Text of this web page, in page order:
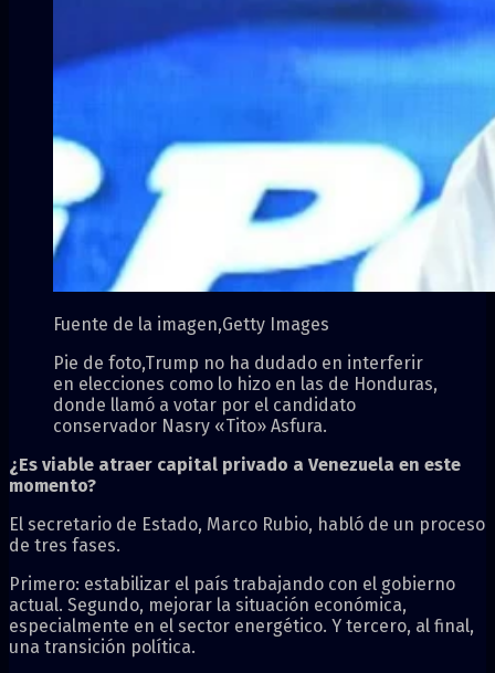
Fuente de la imagen,Getty Images
Pie de foto,Trump no ha dudado en interferir
en elecciones como lo hizo en las de Honduras,
donde llamó a votar por el candidato
conservador Nasry «Tito» Asfura.
¿Es viable atraer capital privado a Venezuela en este
momento?
El secretario de Estado, Marco Rubio, habló de un proceso
de tres fases.
Primero: estabilizar el país trabajando con el gobierno
actual. Segundo, mejorar la situación económica,
especialmente en el sector energético. Y tercero, al final,
una transición política.